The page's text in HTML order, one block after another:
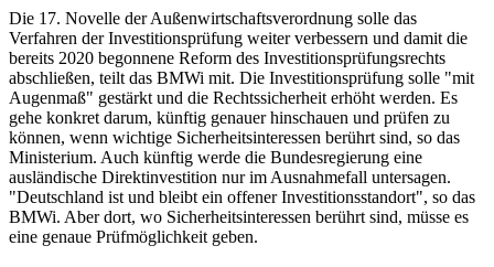
Die 17. Novelle der Außenwirtschaftsverordnung solle das
Verfahren der Investitionsprüfung weiter verbessern und damit die
bereits 2020 begonnene Reform des Investitionsprüfungsrechts
abschließen, teilt das BMWi mit. Die Investitionsprüfung solle "mit
Augenmaß" gestärkt und die Rechtssicherheit erhöht werden. Es
gehe konkret darum, künftig genauer hinschauen und prüfen zu
können, wenn wichtige Sicherheitsinteressen berührt sind, so das
Ministerium. Auch künftig werde die Bundesregierung eine
ausländische Direktinvestition nur im Ausnahmefall untersagen.
"Deutschland ist und bleibt ein offener Investitionsstandort", so das
BMWi. Aber dort, wo Sicherheitsinteressen berührt sind, müsse es
eine genaue Prüfmöglichkeit geben.